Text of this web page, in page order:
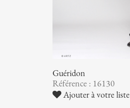
Guéridon
Référence : 16130
Ajouter à votre liste